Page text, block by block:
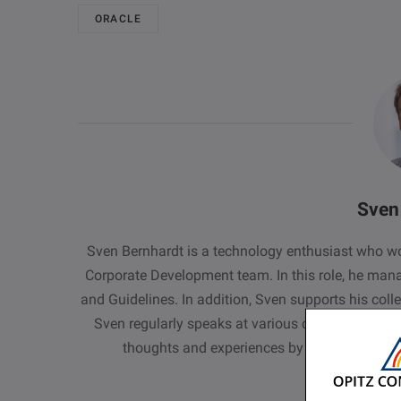
ORACLE
Sven Bernhardt is a technology enthusiast who
Corporate Development team. In this role, he
and Guidelines. In addition, Sven supports his
Sven regularly speaks at various conferences
thoughts and experiences by writing